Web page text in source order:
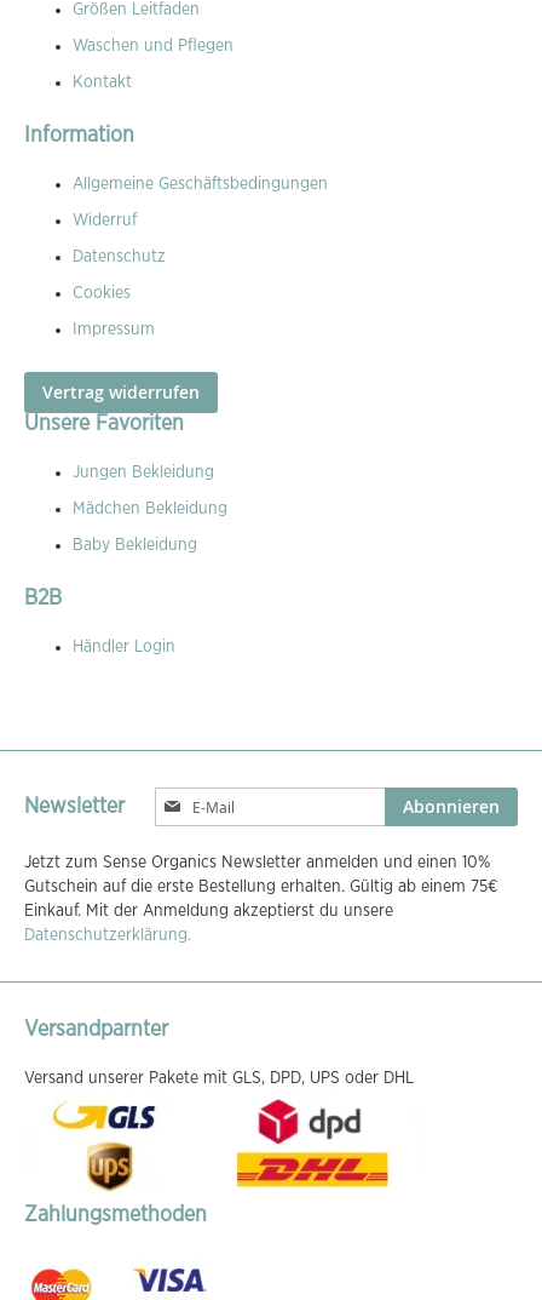
Größen Leitfaden
Waschen und Pflegen
Kontakt
Information
Allgemeine Geschäftsbedingungen
Widerruf
Datenschutz
Cookies
Impressum
Vertrag widerrufen
Unsere Favoriten
Jungen Bekleidung
Mädchen Bekleidung
Baby Bekleidung
B2B
Händler Login
Newsletter
Melden
Sie
für
unseren
Newsletter
an:
Abonnieren
Jetzt zum Sense Organics Newsletter anmelden und einen 10%
Gutschein auf die erste Bestellung erhalten. Gültig ab einem 75€
Einkauf. Mit der Anmeldung akzeptierst du unsere
Datenschutzerklärung.
Versandparnter
Versand unserer Pakete mit GLS, DPD, UPS oder DHL
Zahlungsmethoden